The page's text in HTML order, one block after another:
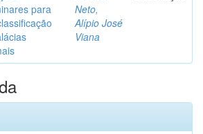
para
Neto,
Alípio José
Viana